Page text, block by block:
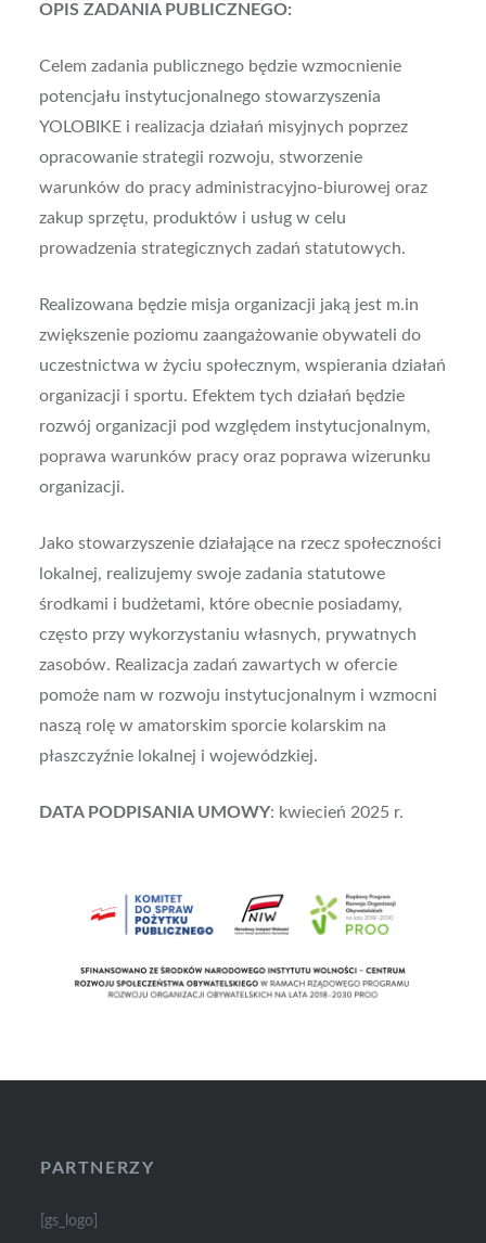
OPIS ZADANIA PUBLICZNEGO:
Celem zadania publicznego będzie wzmocnienie
potencjału instytucjonalnego stowarzyszenia
YOLOBIKE i realizacja działań misyjnych poprzez
opracowanie strategii rozwoju, stworzenie
warunków do pracy administracyjno-biurowej oraz
zakup sprzętu, produktów i usług w celu
prowadzenia strategicznych zadań statutowych.
Realizowana będzie misja organizacji jaką jest m.in
zwiększenie poziomu zaangażowanie obywateli do
uczestnictwa w życiu społecznym, wspierania działań
organizacji i sportu. Efektem tych działań będzie
rozwój organizacji pod względem instytucjonalnym,
poprawa warunków pracy oraz poprawa wizerunku
organizacji.
Jako stowarzyszenie działające na rzecz społeczności
lokalnej, realizujemy swoje zadania statutowe
środkami i budżetami, które obecnie posiadamy,
często przy wykorzystaniu własnych, prywatnych
zasobów. Realizacja zadań zawartych w ofercie
pomoże nam w rozwoju instytucjonalnym i wzmocni
naszą rolę w amatorskim sporcie kolarskim na
płaszczyźnie lokalnej i wojewódzkiej.
DATA PODPISANIA UMOWY: kwiecień 2025 r.
PARTNERZY
[gs_logo]